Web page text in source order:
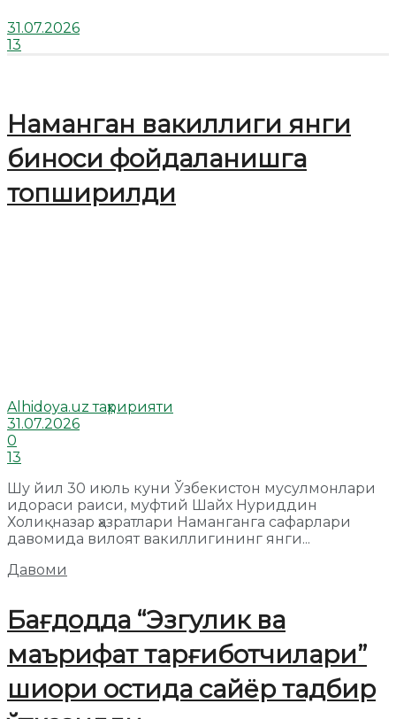
31.07.2026
13
Наманган вакиллиги янги
биноси фойдаланишга
топширилди
Alhidoya.uz таҳририяти
31.07.2026
0
13
Шу йил 30 июль куни Ўзбекистон мусулмонлари
идораси раиси, муфтий Шайх Нуриддин
Холиқназар ҳазратлари Наманганга сафарлари
давомида вилоят вакиллигининг янги...
Давоми
Бағдодда “Эзгулик ва
маърифат тарғиботчилари”
шиори остида сайёр тадбир